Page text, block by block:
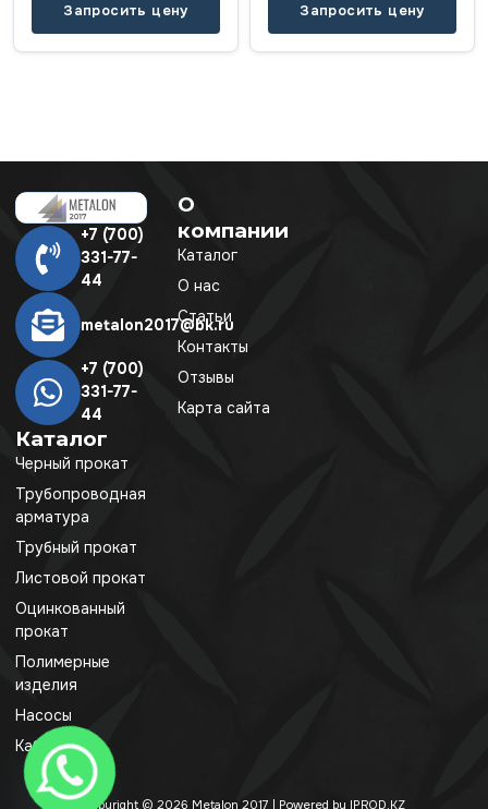
Запросить цену Запросить цену
+7 (700)
331-77-
44
metalon2017@bk.ru
+7 (700)
331-77-
44
Каталог
Черный прокат
Трубопроводная
арматура
Трубный прокат
Листовой прокат
Оцинкованный
прокат
Полимерные
изделия
Насосы
Кабель
О
компании
Каталог
О нас
Статьи
Контакты
Отзывы
Карта сайта
Copyright © 2026 Metalon 2017 | Powered by IPROD.KZ